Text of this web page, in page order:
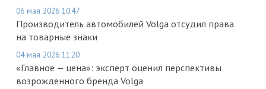
06 мая 2026 10:47
Производитель автомобилей Volga отсудил права
на товарные знаки
04 мая 2026 11:20
«Главное — цена»: эксперт оценил перспективы
возрожденного бренда Volga